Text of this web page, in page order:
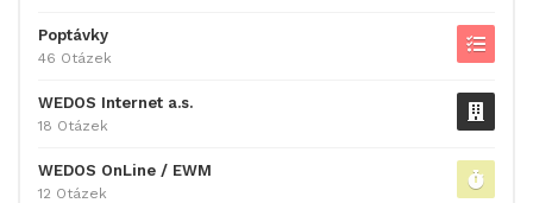
Poptávky
46 Otázek
WEDOS Internet a.s.
18 Otázek
WEDOS OnLine / EWM
12 Otázek